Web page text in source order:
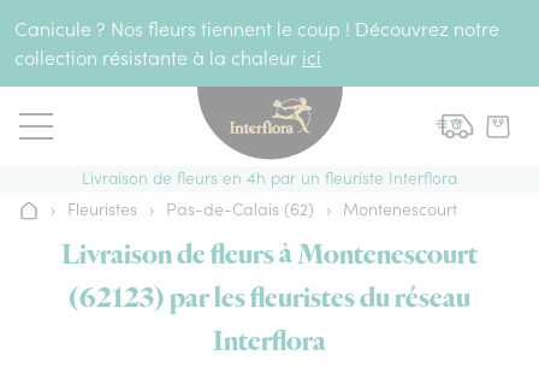
Canicule ? Nos fleurs tiennent le coup ! Découvrez notre
collection résistante à la chaleur ici
Livraison de fleurs en 4h par un fleuriste Interflora
Accueil
› Fleuristes › Pas-de-Calais (62) › Montenescourt
Livraison de fleurs à Montenescourt
(62123) par les fleuristes du réseau
Interflora